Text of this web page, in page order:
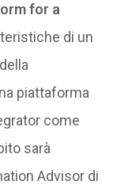
for a
di un
piattaforma
come
sarà
Advisor di